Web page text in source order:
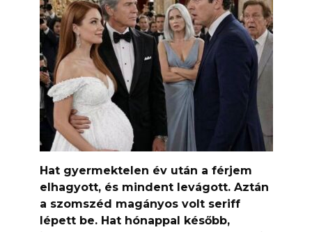
Hat gyermektelen év után a férjem
elhagyott, és mindent levágott. Aztán
a szomszéd magányos volt seriff
lépett be. Hat hónappal később,